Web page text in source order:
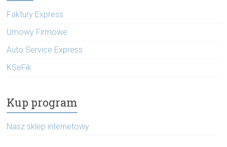
Faktury Express
Umowy Firmowe
Auto Service Express
KSeFik
Kup program
Nasz sklep internetowy